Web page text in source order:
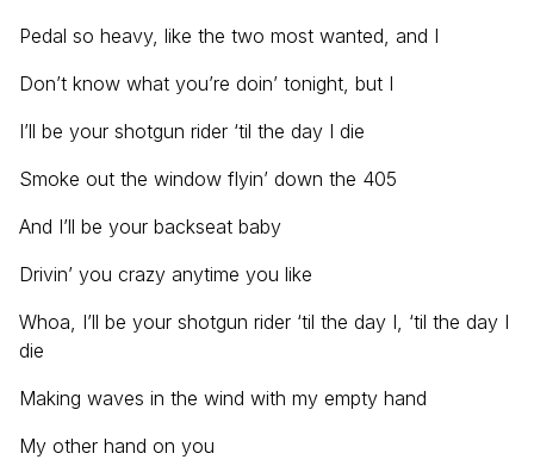
Pedal so heavy, like the two most wanted, and I
Don’t know what you’re doin’ tonight, but I
I’ll be your shotgun rider ‘til the day I die
Smoke out the window flyin’ down the 405
And I’ll be your backseat baby
Drivin’ you crazy anytime you like
Whoa, I’ll be your shotgun rider ‘til the day I, ‘til the day I
die
Making waves in the wind with my empty hand
My other hand on you